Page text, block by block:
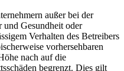
außer bei der
Gesundheit oder
Verhalten des Betreibers
vorhersehbaren
nach auf die
begrenzt. Dies gilt